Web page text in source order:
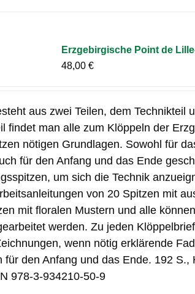
Erzgebirgische Point de
48,00€
aus zwei Teilen, dem Technikteil
findet man alle zum Klöppeln der
nötigen Grundlagen. Sowohl für
für den Anfang und das Ende
um sich die Technik
von 20 Spitzen mit
mit floralen Mustern und alle
werden. Zu jeden
wenn nötig erklärende
für den Anfang und das Ende. 192 S.,
978-3-934210-50-9